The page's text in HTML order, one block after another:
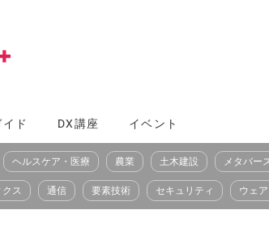
ド DX講座 イベント
ヘルスケア・医療 農業 土木建設 メタバー
クス 通信 要素技術 セキュリティ ウェ